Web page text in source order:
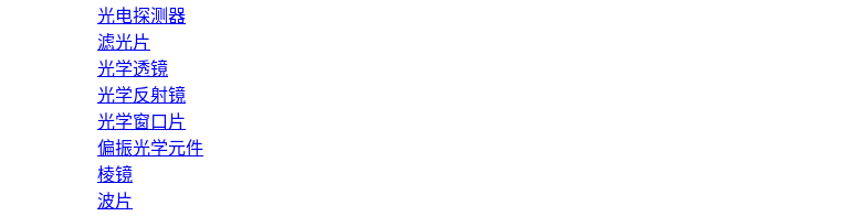
光电探测器
滤光片
光学透镜
光学反射镜
光学窗口片
偏振光学元件
棱镜
波片